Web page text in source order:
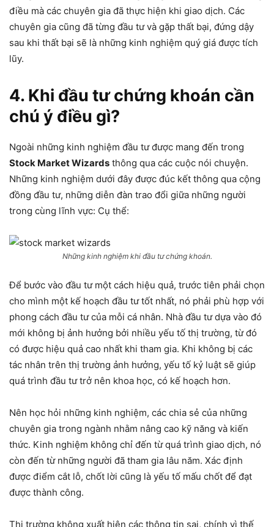
điều mà các chuyên gia đã thực hiện khi giao dịch. Các
chuyên gia cũng đã từng đầu tư và gặp thất bại, đứng dậy
sau khi thất bại sẽ là những kinh nghiệm quý giá được tích
lũy.
4. Khi đầu tư chứng khoán cần
chú ý điều gì?
Ngoài những kinh nghiệm đầu tư được mang đến trong
Stock Market Wizards thông qua các cuộc nói chuyện.
Những kinh nghiệm dưới đây được đúc kết thông qua cộng
đồng đầu tư, những diễn đàn trao đổi giữa những người
trong cùng lĩnh vực: Cụ thể:
Những kinh nghiệm khi đầu tư chứng khoán.
Để bước vào đầu tư một cách hiệu quả, trước tiên phải chọn
cho mình một kế hoạch đầu tư tốt nhất, nó phải phù hợp với
phong cách đầu tư của mỗi cá nhân. Nhà đầu tư dựa vào đó
mới không bị ảnh hưởng bởi nhiều yếu tố thị trường, từ đó
có được hiệu quả cao nhất khi tham gia. Khi không bị các
tác nhân trên thị trường ảnh hưởng, yếu tố kỷ luật sẽ giúp
quá trình đầu tư trở nên khoa học, có kế hoạch hơn.
Nên học hỏi những kinh nghiệm, các chia sẻ của những
chuyên gia trong ngành nhằm nâng cao kỹ năng và kiến
thức. Kinh nghiệm không chỉ đến từ quá trình giao dịch, nó
còn đến từ những người đã tham gia lâu năm. Xác định
được điểm cắt lỗ, chốt lời cũng là yếu tố mấu chốt để đạt
được thành công.
Thị trường không xuất hiện các thông tin sai, chính vì thế